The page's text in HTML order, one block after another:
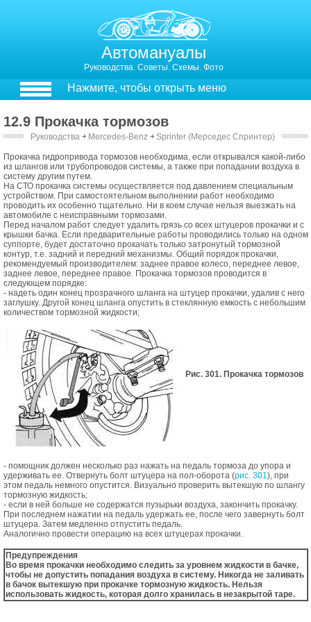
Автомануалы
Руководства. Советы. Схемы. Фото
Нажмите, чтобы открыть меню
12.9 Прокачка тормозов
Руководства ￫ Mercedes-Benz ￫ Sprinter (Мерседес Спринтер)
Прокачка гидропривода тормозов необходима, если открывался какой-либо
из шлангов или трубопроводов системы, а также при попадании воздуха в
систему другим путем.
На СТО прокачка системы осуществляется под давлением специальным
устройством. При самостоятельном выполнении работ необходимо
проводить их особенно тщательно. Ни в коем случае нельзя выезжать на
автомобиле с неисправными тормозами.
Перед началом работ следует удалить грязь со всех штуцеров прокачки и с
крышки бачка. Если предварительные работы проводились только на одном
суппорте, будет достаточно прокачать только затронутый тормозной
контур, т.е. задний и передний механизмы. Общий порядок прокачки,
рекомендуемый производителем: заднее правое колесо, переднее левое,
заднее левое, переднее правое. Прокачка тормозов проводится в
следующем порядке:
- надеть один конец прозрачного шланга на штуцер прокачки, удалив с него
заглушку. Другой конец шланга опустить в стеклянную емкость с небольшим
количеством тормозной жидкости;
Рис. 301. Прокачка тормозов
- помощник должен несколько раз нажать на педаль тормоза до упора и
удерживать ее. Отвернуть болт штуцера на пол-оборота (рис. 301), при
этом педаль немного опустится. Визуально проверить вытекшую по шлангу
тормозную жидкость;
- если в ней больше не содержатся пузырьки воздуха, закончить прокачку.
При последнем нажатии на педаль удержать ее, после чего завернуть болт
штуцера. Затем медленно отпустить педаль.
Аналогично провести операцию на всех штуцерах прокачки.
Предупреждения
Во время прокачки необходимо следить за уровнем жидкости в бачке,
чтобы не допустить попадания воздуха в систему. Никогда не заливать
в бачок вытекшую при прокачке тормозную жидкость. Нельзя
использовать жидкость, которая долго хранилась в незакрытой таре.